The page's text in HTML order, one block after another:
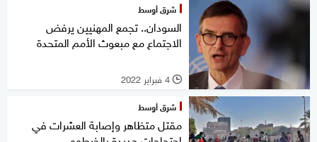
شرق أوسط
السودان.. تجمع المهنيين يرفض
الاجتماع مع مبعوث الأمم المتحدة
l 4 فبراير 2022
شرق أوسط
مقتل متظاهر وإصابة العشرات في